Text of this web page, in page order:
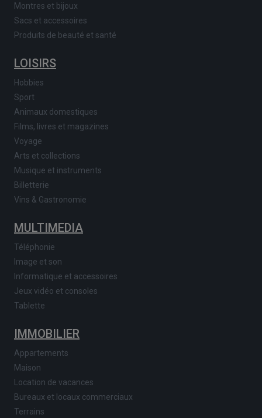
Montres et bijoux
Sacs et accessoires
Produits de beauté et santé
LOISIRS
Hobbies
Sport
Animaux domestiques
Films, livres et magazines
Voyage
Arts et collections
Musique et instruments
Billetterie
Vins & Gastronomie
MULTIMEDIA
Téléphonie
Image et son
Informatique et accessoires
Jeux vidéo et consoles
Tablette
IMMOBILIER
Appartements
Maison
Location de vacances
Bureaux et locaux commerciaux
Terrains